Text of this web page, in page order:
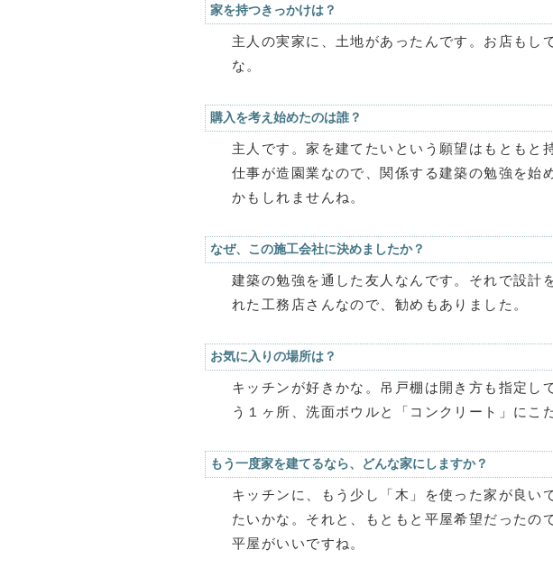
家を持つきっかけは？
主人の実家に、土地があったんです。お店もし
な。
購入を考え始めたのは誰？
主人です。家を建てたいという願望はもともと
仕事が造園業なので、関係する建築の勉強を始
かもしれませんね。
なぜ、この施工会社に決めましたか？
建築の勉強を通した友人なんです。それで設計
れた工務店さんなので、勧めもありました。
お気に入りの場所は？
キッチンが好きかな。吊戸棚は開き方も指定し
う１ヶ所、洗面ボウルと「コンクリート」にこ
もう一度家を建てるなら、どんな家にしますか？
キッチンに、もう少し「木」を使った家が良い
たいかな。それと、もともと平屋希望だったの
平屋がいいですね。